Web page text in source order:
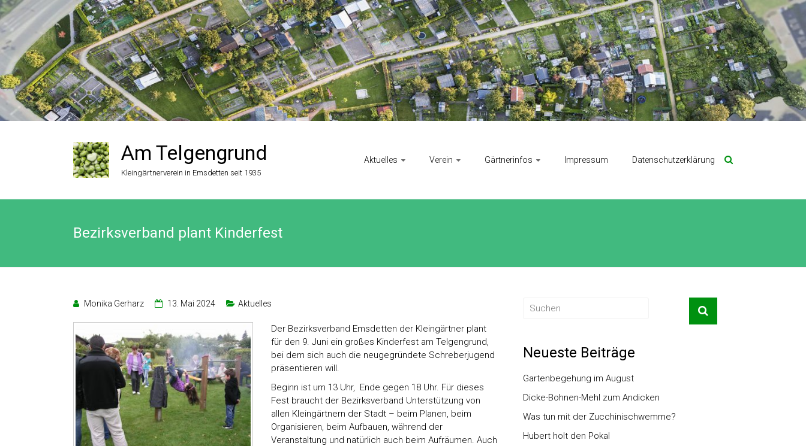
Zum
Inhalt
springen
Am Telgengrund
Kleingärtnerverein in Emsdetten seit 1935
Aktuelles Verein Gärtnerinfos Impressum Datenschutzerklärung
Bezirksverband plant Kinderfest
Monika Gerharz 13. Mai 2024 Aktuelles
Der Bezirksverband Emsdetten der Kleingärtner plant
für den 9. Juni ein großes Kinderfest am Telgengrund,
bei dem sich auch die neugegründete Schreberjugend
präsentieren will.
Beginn ist um 13 Uhr, Ende gegen 18 Uhr. Für dieses
Fest braucht der Bezirksverband Unterstützung von
allen Kleingärtnern der Stadt – beim Planen, beim
Organisieren, beim Aufbauen, während der
Veranstaltung und natürlich auch beim Aufräumen. Auch
Neueste Beiträge
Gartenbegehung im August
Dicke-Bohnen-Mehl zum Andicken
Was tun mit der Zucchinischwemme?
Hubert holt den Pokal